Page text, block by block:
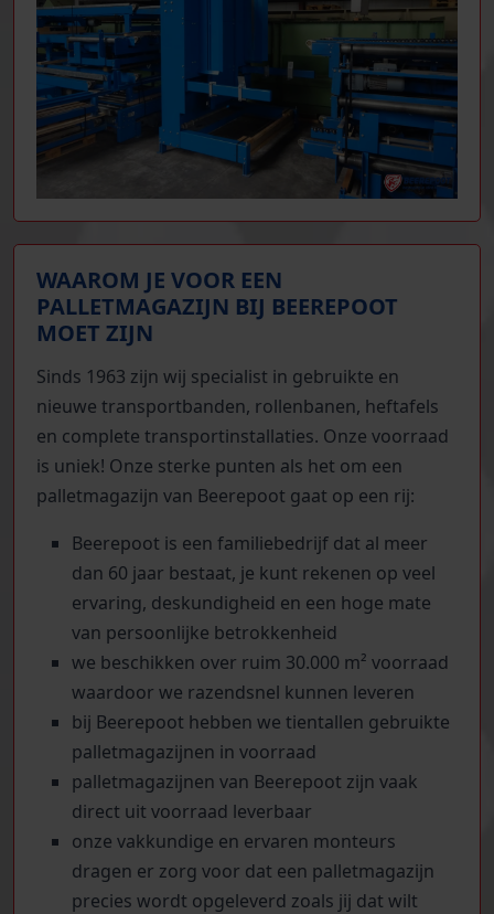
WAAROM JE VOOR EEN
PALLETMAGAZIJN BIJ BEEREPOOT
MOET ZIJN
Sinds 1963 zijn wij specialist in gebruikte en
nieuwe transportbanden, rollenbanen, heftafels
en complete transportinstallaties. Onze voorraad
is uniek! Onze sterke punten als het om een
palletmagazijn van Beerepoot gaat op een rij:
Beerepoot is een familiebedrijf dat al meer
dan 60 jaar bestaat, je kunt rekenen op veel
ervaring, deskundigheid en een hoge mate
van persoonlijke betrokkenheid
we beschikken over ruim 30.000 m² voorraad
waardoor we razendsnel kunnen leveren
bij Beerepoot hebben we tientallen gebruikte
palletmagazijnen in voorraad
palletmagazijnen van Beerepoot zijn vaak
direct uit voorraad leverbaar
onze vakkundige en ervaren monteurs
dragen er zorg voor dat een palletmagazijn
precies wordt opgeleverd zoals jij dat wilt